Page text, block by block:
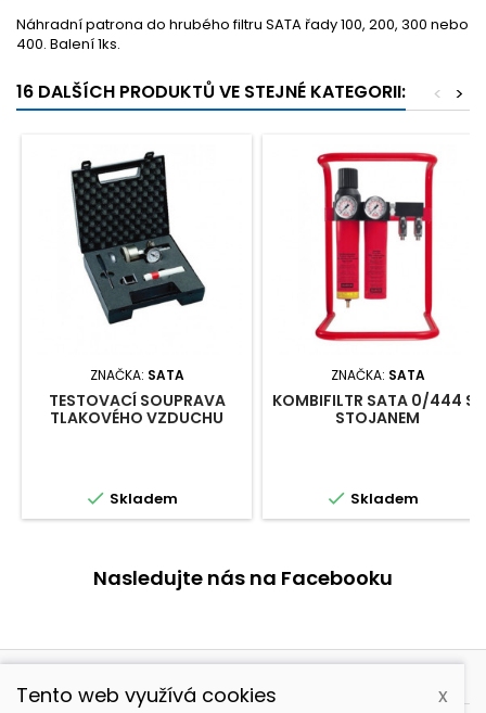
Náhradní patrona do hrubého filtru SATA řady 100, 200, 300 nebo
400. Balení 1ks.
16 DALŠÍCH PRODUKTŮ VE STEJNÉ KATEGORII: >
<
ZNAČKA: SATA
TESTOVACÍ SOUPRAVA
TLAKOVÉHO VZDUCHU
 Skladem
ZNAČKA: SATA
KOMBIFILTR SATA 0/444 SE
STOJANEM
 Skladem
Nasledujte nás na Facebooku
Tento web využívá cookies x